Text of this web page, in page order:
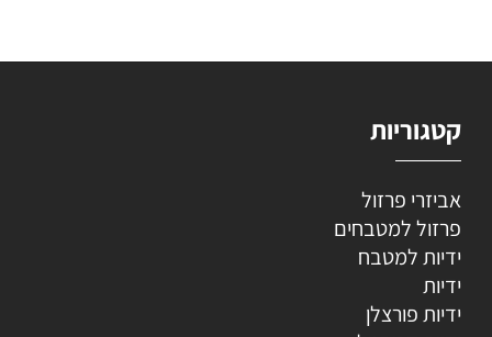
קטגוריות
אביזרי פרזול
פרזול למטבחים
ידיות למטבח
ידיות
ידיות פורצלן